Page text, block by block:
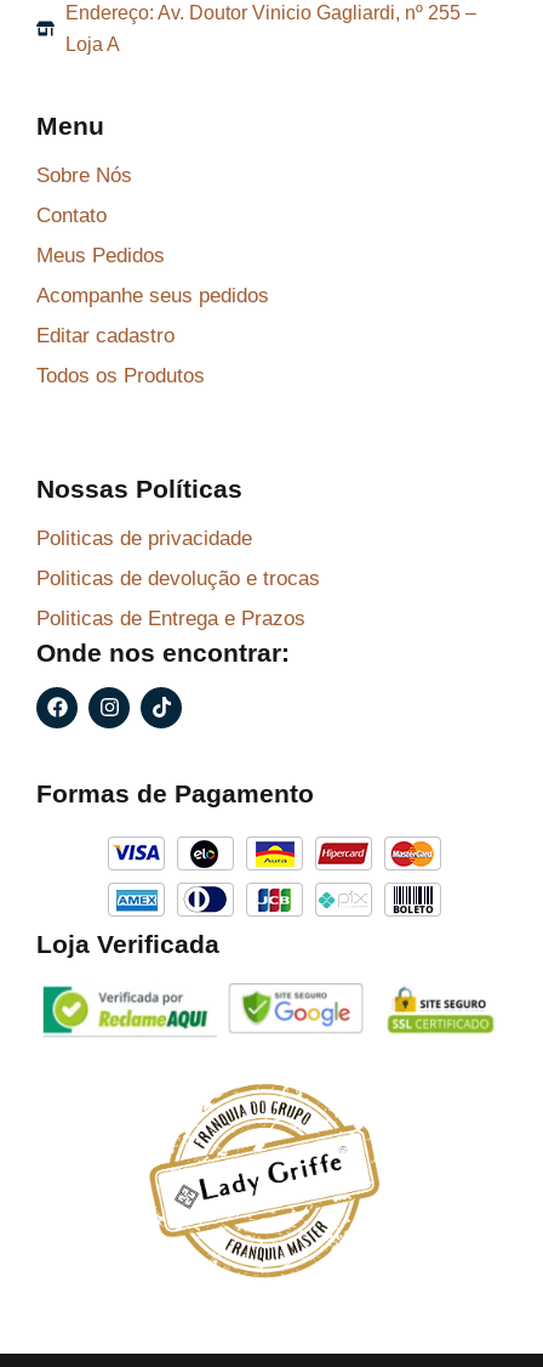
Endereço: Av. Doutor Vinicio Gagliardi, nº 255 –
Loja A
Menu
Sobre Nós
Contato
Meus Pedidos
Acompanhe seus pedidos
Editar cadastro
Todos os Produtos
Nossas Políticas
Politicas de privacidade
Politicas de devolução e trocas
Politicas de Entrega e Prazos
Onde nos encontrar:
F
a
c
o
I
n
s
g
a
m
T
i
k
k
Formas de Pagamento
Loja Verificada